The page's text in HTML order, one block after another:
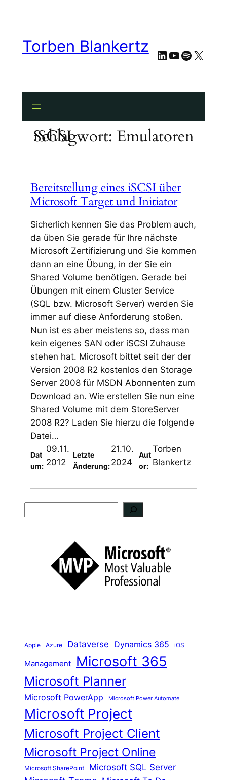
springenTorben Blankertz LinkedIn
YouTube
Spotify
X
Schlagwort:
Emulatoren iSCSI
Bereitstellung eines iSCSI über
Microsoft Target und Initiator
Sicherlich kennen Sie das Problem auch,
da üben Sie gerade für Ihre nächste
Microsoft Zertifizierung und Sie kommen
dann an eine Übung, in der Sie ein
Shared Volume benötigen. Gerade bei
Übungen mit einem Cluster Service
(SQL bzw. Microsoft Server) werden Sie
immer auf diese Anforderung stoßen.
Nun ist es aber meistens so, dass man
kein eigenes SAN oder iSCSI Zuhause
stehen hat. Microsoft bittet seit der der
Version 2008 R2 kostenlos den Storage
Server 2008 für MSDN Abonnenten zum
Download an. Wie erstellen Sie nun eine
Shared Volume mit dem StoreServer
2008 R2? Laden Sie hierzu die folgende
Datei…
Dat
um:
09.11.
2012
Letzte
Änderung:
21.10.
2024
Aut
or:
Torben
Blankertz
Apple Azure Dataverse Dynamics 365 iOS
Management Microsoft 365
Microsoft Planner
Microsoft PowerApp Microsoft Power Automate
Microsoft Project
Microsoft Project Client
Microsoft Project Online
Microsoft SharePoint Microsoft SQL Server